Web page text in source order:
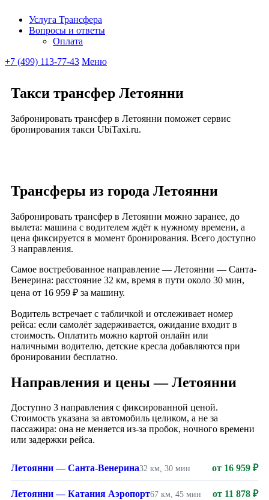
Ubitaxi
Услуга Трансфера
Вопросы и ответы
Оплата
+7 (499) 113-77-43 Меню
Такси трансфер Летоянни
Забронировать трансфер в Летоянни поможет сервис
бронирования такси UbiTaxi.ru.
Трансферы из города Летоянни
Забронировать трансфер в Летоянни можно заранее, до
вылета: машина с водителем ждёт к нужному времени, а
цена фиксируется в момент бронирования. Всего доступно
3 направления.
Самое востребованное направление — Летоянни — Санта-
Венерина: расстояние 32 км, время в пути около 30 мин,
цена от 16 959 ₽ за машину.
Водитель встречает с табличкой и отслеживает номер
рейса: если самолёт задерживается, ожидание входит в
стоимость. Оплатить можно картой онлайн или
наличными водителю, детские кресла добавляются при
бронировании бесплатно.
Направления и цены — Летоянни
Доступно 3 направления с фиксированной ценой.
Стоимость указана за автомобиль целиком, а не за
пассажира: она не меняется из-за пробок, ночного времени
или задержки рейса.
Летоянни — Санта-Венерина32 км, 30 мин от 16 959 ₽
Летоянни — Катания Аэропорт67 км, 45 мин от 11 878 ₽